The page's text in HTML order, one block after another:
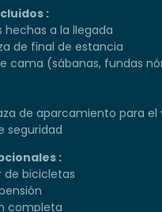
:
hechas a la llegada
de final de estancia
cama (sábanas, fundas
de aparcamiento para el
seguridad
:
de bicicletas
completa